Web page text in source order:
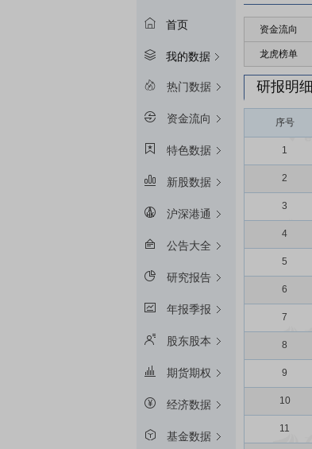
首页
我的数据
热门数据
资金流向
特色数据
新股数据
沪深港通
公告大全
研究报告
年报季报
股东股本
期货期权
经济数据
基金数据
资金流向
龙虎榜单
研报明细
序号
1
2
3
4
5
6
7
8
9
10
11